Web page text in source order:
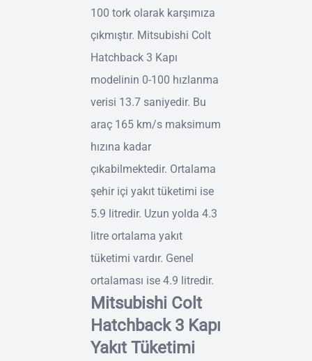
100 tork olarak karşımıza
çıkmıştır. Mitsubishi Colt
Hatchback 3 Kapı
modelinin 0-100 hızlanma
verisi 13.7 saniyedir. Bu
araç 165 km/s maksimum
hızına kadar
çıkabilmektedir. Ortalama
şehir içi yakıt tüketimi ise
5.9 litredir. Uzun yolda 4.3
litre ortalama yakıt
tüketimi vardır. Genel
ortalaması ise 4.9 litredir.
Mitsubishi Colt
Hatchback 3 Kapı
Yakıt Tüketimi